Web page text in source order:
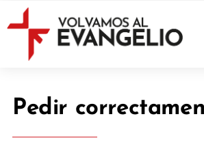
Pedir